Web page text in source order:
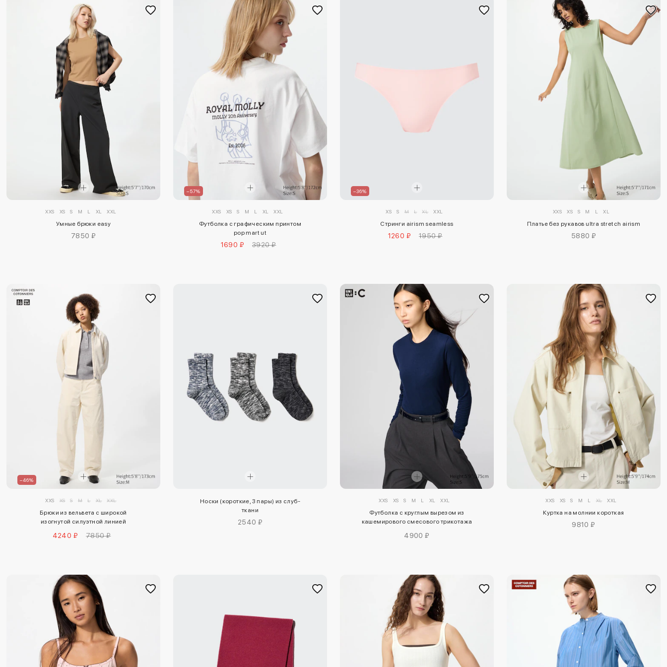
XXS XS S M L XL XXL
Умные брюки easy
7850 ₽
–57%
XXS XS S M L XL XXL
Футболка с графическим принтом
pop mart ut
1690 ₽ 3920 ₽
–36%
XS S M L XL XXL
Стринги airism seamless
1260 ₽ 1950 ₽
XXS XS S M L XL
Платье без рукавов ultra stretch airism
5880 ₽
–46%
XXS XS S M L XL XXL
Брюки из вельвета с широкой
изогнутой силуэтной линией
4240 ₽ 7850 ₽
Носки (короткие, 3 пары) из слуб-
ткани
2540 ₽
XXS XS S M L XL XXL
Футболка с круглым вырезом из
кашемирового смесового трикотажа
4900 ₽
XXS XS S M L XL XXL
Куртка на молнии короткая
9810 ₽